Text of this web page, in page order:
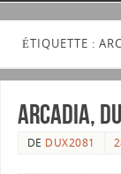
ÉTIQUETTE :
Arcadia,
DE DUX2081